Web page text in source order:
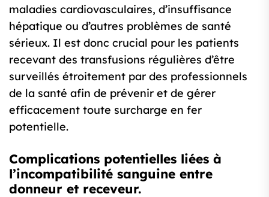
maladies cardiovasculaires, d’insuffisance
hépatique ou d’autres problèmes de santé
sérieux. Il est donc crucial pour les patients
recevant des transfusions régulières d’être
surveillés étroitement par des professionnels
de la santé afin de prévenir et de gérer
efficacement toute surcharge en fer
potentielle.
Complications potentielles liées à
l’incompatibilité sanguine entre
donneur et receveur.